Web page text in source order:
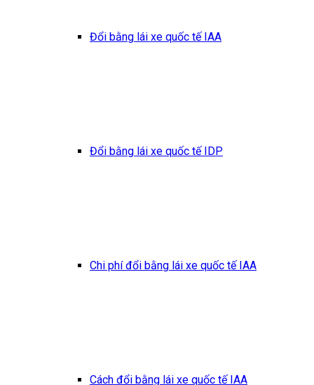
Đổi bằng lái xe quốc tế IAA
Đổi bằng lái xe quốc tế IDP
Chi phí đổi bằng lái xe quốc tế IAA
Cách đổi bằng lái xe quốc tế IAA